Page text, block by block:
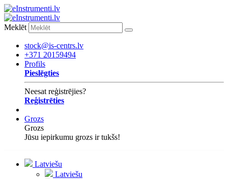
Meklēt
stock@is-centrs.lv
+371 20159494
Profils
Pieslēgties
Neesat reģistrējies?
Reģistrēties
Grozs
Grozs
Jūsu iepirkumu grozs ir tukšs!
Latviešu
Latviešu